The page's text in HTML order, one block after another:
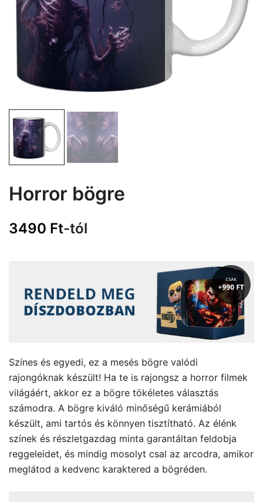
Horror bögre
3490 Ft-tól
Színes és egyedi, ez a mesés bögre valódi
rajongóknak készült! Ha te is rajongsz a horror filmek
világáért, akkor ez a bögre tökéletes választás
számodra. A bögre kiváló minőségű kerámiából
készült, ami tartós és könnyen tisztítható. Az élénk
színek és részletgazdag minta garantáltan feldobja
reggeleidet, és mindig mosolyt csal az arcodra, amikor
meglátod a kedvenc karaktered a bögréden.